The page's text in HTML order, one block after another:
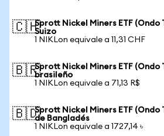
🇨🇭Sprott Nickel Miners ETF (Ondo
Suizo
1 NIKLon equivale a 11,31 CHF
🇧🇷Sprott Nickel Miners ETF (Ondo
brasileño
1 NIKLon equivale a 71,13 R$
🇧🇩Sprott Nickel Miners ETF (Ondo
de Bangladés
1 NIKLon equivale a 1727,14 ৳